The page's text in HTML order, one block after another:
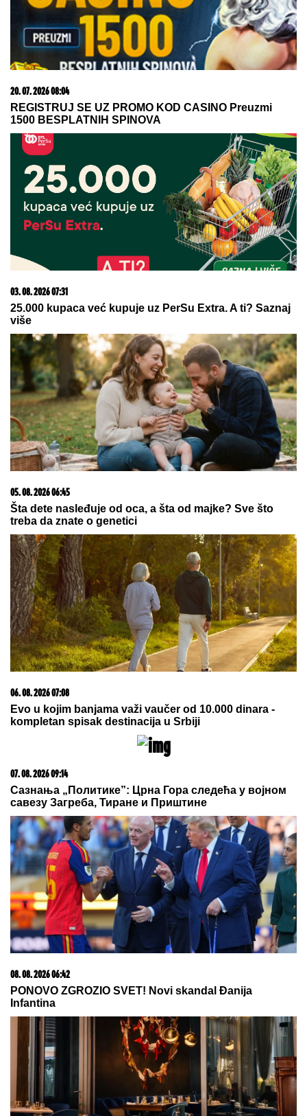
(FOTO) NALAZI SE DALEKO OD BEOGRADAPrva
objava Jelene Radanović nakon što joj je Ana
Nikolić pretila zbog Raleta - poslala joj jezive
poruke
Stranci izabrali 10 specijaliteta koje
morate probati u Beogradu: Evo koje
jelo ih je potpuno osvojilo!
izustila ime
poglede na plaži: Ovakvu je retko viđamo (Foto)
Oni su PREŠLI IGRICU i dobili titulu
NAJLUĐIH TURISTA leta! Na plaži u
komšiluku napravili PERFORMANS,
a zbog ovog muškarca ljudi trljaju
oči i ne veruju šta vide
Prvo oglašavanje Tee Tairović nakon
SAOBRAĆAJKE u Crnoj Gori: AUTO
UNIŠTEN, a evo u kakvom je stanju
pevačica (FOTO)
KRATAK ŠORTS OTKRIO CELU BUTINU:
Popović dala sebi oduška u bašti restorana, SVI
POLETELI DA KOMENTARIŠU! (FOTO)
Muškarci rođeni u ovih 5 znakova su
NAJVEĆE ŠKRTICE: Od njih nećete
dobiti cveće, a teško da će vam i
KAFU PLATITI
(VIDEO) SPECIJALCI GA JURE PO
DVORIŠTU I IMANJU! UValjevu
dramatičan snimak akcije